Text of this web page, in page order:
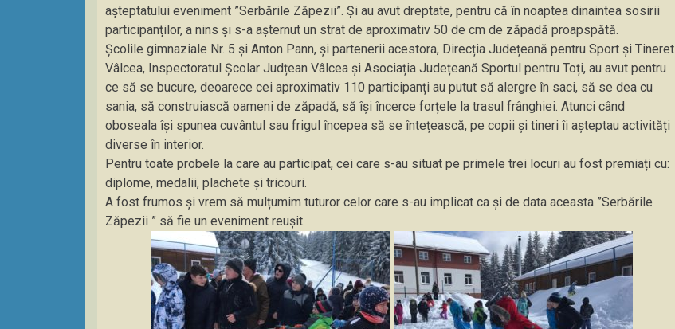
așteptatului eveniment ”Serbările Zăpezii”. Și au avut dreptate, pentru că în noaptea dinaintea sosirii
participanților, a nins și s-a așternut un strat de aproximativ 50 de cm de zăpadă proapspătă.
Școlile gimnaziale Nr. 5 și Anton Pann, și partenerii acestora, Direcția Județeană pentru Sport și Tineret
Vâlcea, Inspectoratul Școlar Judțean Vâlcea și Asociația Județeană Sportul pentru Toți, au avut pentru
ce să se bucure, deoarece cei aproximativ 110 participanți au putut să alergre în saci, să se dea cu
sania, să construiască oameni de zăpadă, să își încerce forțele la trasul frânghiei. Atunci când
oboseala își spunea cuvântul sau frigul începea să se întețească, pe copii și tineri îi așteptau activități
diverse în interior.
Pentru toate probele la care au participat, cei care s-au situat pe primele trei locuri au fost premiați cu:
diplome, medalii, plachete și tricouri.
A fost frumos și vrem să mulțumim tuturor celor care s-au implicat ca și de data aceasta ”Serbările
Zăpezii ” să fie un eveniment reușit.